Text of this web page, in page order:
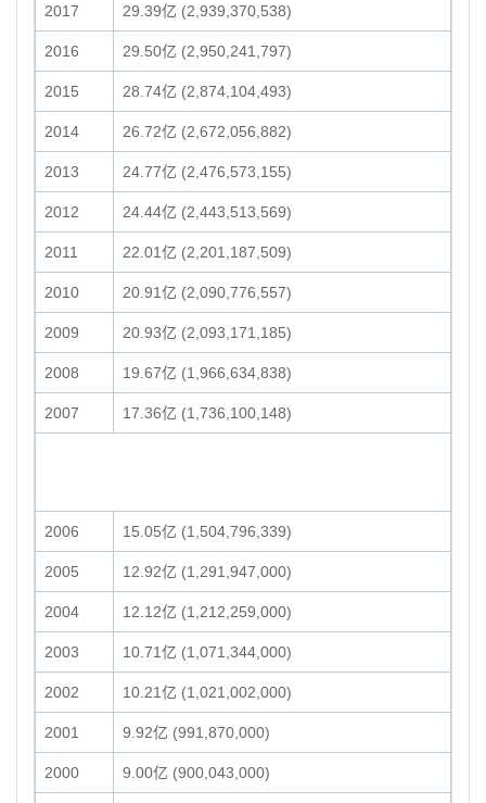
2017 29.39亿 (2,939,370,538)
2016 29.50亿 (2,950,241,797)
2015 28.74亿 (2,874,104,493)
2014 26.72亿 (2,672,056,882)
2013 24.77亿 (2,476,573,155)
2012 24.44亿 (2,443,513,569)
2011 22.01亿 (2,201,187,509)
2010 20.91亿 (2,090,776,557)
2009 20.93亿 (2,093,171,185)
2008 19.67亿 (1,966,634,838)
2007 17.36亿 (1,736,100,148)
2006 15.05亿 (1,504,796,339)
2005 12.92亿 (1,291,947,000)
2004 12.12亿 (1,212,259,000)
2003 10.71亿 (1,071,344,000)
2002 10.21亿 (1,021,002,000)
2001 9.92亿 (991,870,000)
2000 9.00亿 (900,043,000)